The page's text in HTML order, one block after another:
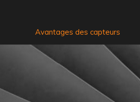
Avantages des capteurs